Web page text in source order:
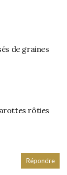
de graines
rôties
Répondre